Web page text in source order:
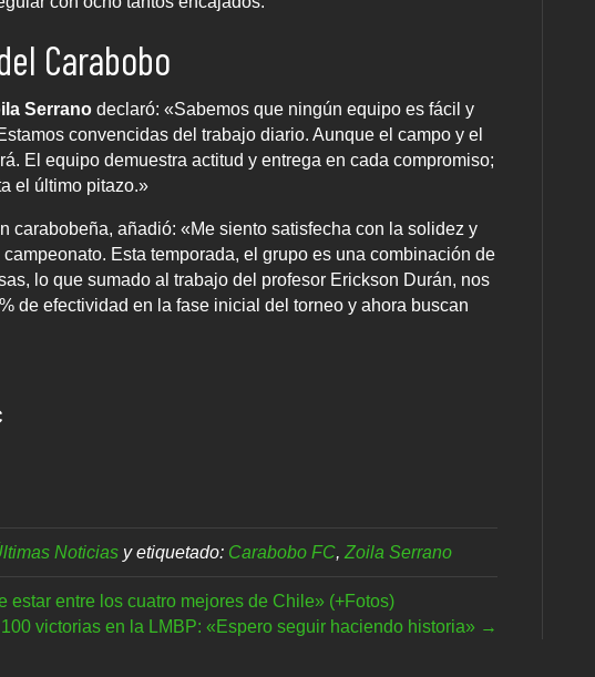
Carabobo
Serrano declaró: «Sabemos que ningún equipo es fácil y
convencidas del trabajo diario. Aunque el campo y el
El equipo demuestra actitud y entrega en cada compromiso;
el último pitazo.»
carabobeña, añadió: «Me siento satisfecha con la solidez y
Esta temporada, el grupo es una combinación de
lo que sumado al trabajo del profesor Erickson Durán, nos
de efectividad en la fase inicial del torneo y ahora buscan
Noticias y etiquetado: Carabobo FC, Zoila Serrano
entre los cuatro mejores de Chile» (+Fotos)
victorias en la LMBP: «Espero seguir haciendo historia» →